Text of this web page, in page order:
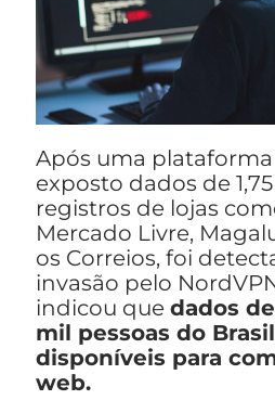
Após uma
exposto dados de
registros de lojas
Mercado Livre,
os Correios, foi
invasão pelo
indicou que dados
mil pessoas do
disponíveis para
web.